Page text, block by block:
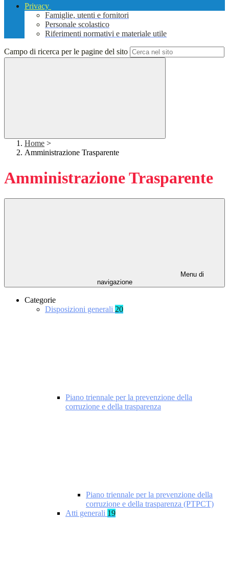
Privacy
Famiglie, utenti e fornitori
Personale scolastico
Riferimenti normativi e materiale utile
Campo di ricerca per le pagine del sito
Home >
Amministrazione Trasparente
Amministrazione Trasparente
Menu di
navigazione
Categorie
Disposizioni generali 20
Piano triennale per la prevenzione della
corruzione e della trasparenza
Piano triennale per la prevenzione della
corruzione e della trasparenza (PTPCT)
Atti generali 19